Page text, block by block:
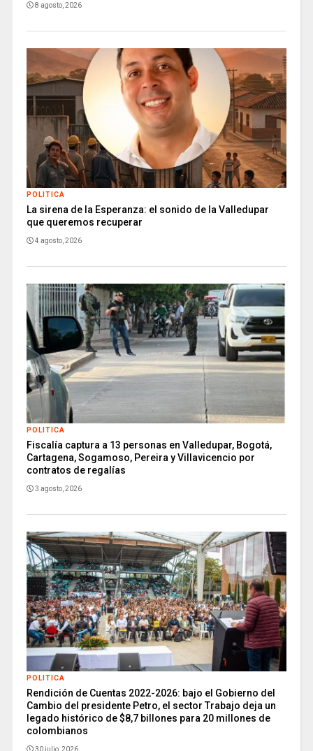
8 agosto, 2026
POLITICA
La sirena de la Esperanza: el sonido de la Valledupar
que queremos recuperar
4 agosto, 2026
POLITICA
Fiscalía captura a 13 personas en Valledupar, Bogotá,
Cartagena, Sogamoso, Pereira y Villavicencio por
contratos de regalías
3 agosto, 2026
POLITICA
Rendición de Cuentas 2022-2026: bajo el Gobierno del
Cambio del presidente Petro, el sector Trabajo deja un
legado histórico de $8,7 billones para 20 millones de
colombianos